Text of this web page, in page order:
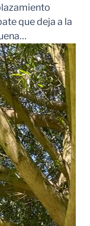
que deja a la